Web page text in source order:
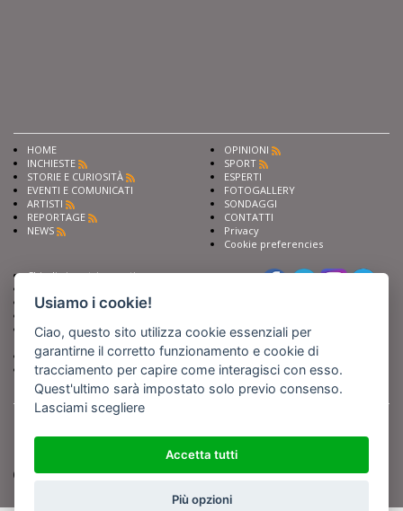
HOME
INCHIESTE
STORIE E CURIOSITÀ
EVENTI E COMUNICATI
ARTISTI
REPORTAGE
NEWS
OPINIONI
SPORT
ESPERTI
FOTOGALLERY
SONDAGGI
CONTATTI
Privacy
Cookie preferencies
Chiedi ai nostri esperti
Fai pubblicità con noi
Iscriviti al nostro corso di
giornalismo
Compra i nostri libri
Entra in Barinedita Map
Copyright BARIREPORT s.a.s. All rights reserved - Tutte le fotografie recanti il
logo di Barinedita sono state commissionate da BARIREPORT s.a.s. che ne
detiene i Diritti d'Autore e sono state prodotte nell'anno 2012 e seguenti
(tranne che non vi sia uno specifico anno di scatto riportato)
Usiamo i cookie!
Ciao, questo sito utilizza cookie essenziali per
garantirne il corretto funzionamento e cookie di
tracciamento per capire come interagisci con esso.
Quest'ultimo sarà impostato solo previo consenso.
Lasciami scegliere
Accetta tutti
Più opzioni